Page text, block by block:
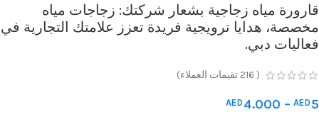
قارورة مياه زجاجية بشعار شركتك: زجاجات مياه
مخصصة، هدايا ترويجية فريدة تعزز علامتك التجارية في
فعاليات دبي.
(
216 تقيمات العملاء)
AED 5
–
AED 4.000